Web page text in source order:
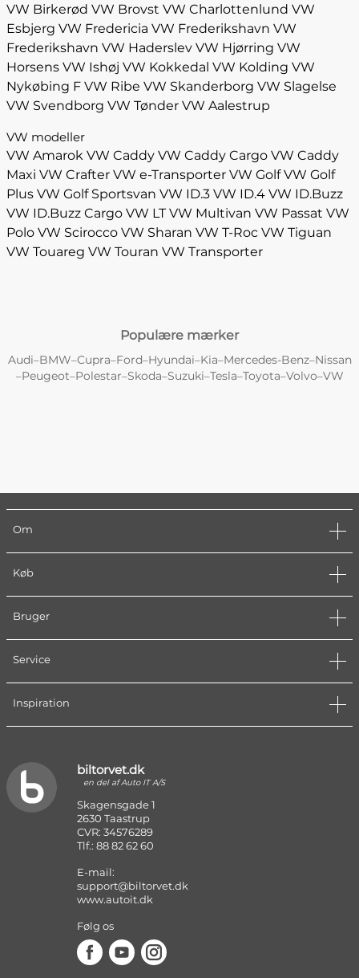
VW Birkerød VW Brovst VW Charlottenlund VW
Esbjerg VW Fredericia VW Frederikshavn VW
Frederikshavn VW Haderslev VW Hjørring VW
Horsens VW Ishøj VW Kokkedal VW Kolding VW
Nykøbing F VW Ribe VW Skanderborg VW Slagelse
VW Svendborg VW Tønder VW Aalestrup
VW modeller
VW Amarok VW Caddy VW Caddy Cargo VW Caddy
Maxi VW Crafter VW e-Transporter VW Golf VW Golf
Plus VW Golf Sportsvan VW ID.3 VW ID.4 VW ID.Buzz
VW ID.Buzz Cargo VW LT VW Multivan VW Passat VW
Polo VW Scirocco VW Sharan VW T-Roc VW Tiguan
VW Touareg VW Touran VW Transporter
Populære mærker
Audi–BMW–Cupra–Ford–Hyundai–Kia–Mercedes-Benz–Nissan
–Peugeot–Polestar–Skoda–Suzuki–Tesla–Toyota–Volvo–VW
Om
Køb
Bruger
Service
Inspiration
biltorvet.dk
en del af Auto IT A/S
Skagensgade 1
2630 Taastrup
CVR: 34576289
Tlf.: 88 82 62 60
E-mail:
support@biltorvet.dk
www.autoit.dk
Følg os